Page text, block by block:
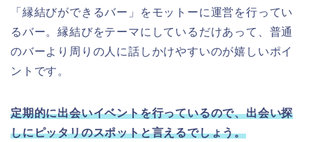
「縁結びができるバー」をモットーに運営を行ってい
るバー。縁結びをテーマにしているだけあって、普通
のバーより周りの人に話しかけやすいのが嬉しいポイ
ントです。
定期的に出会いイベントを行っているので、出会い探
しにピッタリのスポットと言えるでしょう。